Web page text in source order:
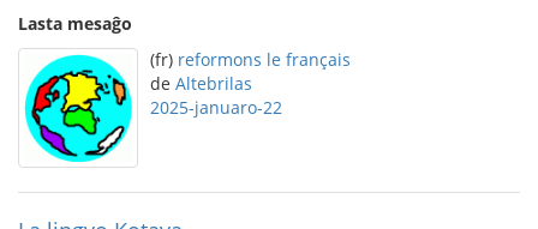
Lasta mesaĝo
(fr) reformons le français
de Altebrilas
2025-januaro-22